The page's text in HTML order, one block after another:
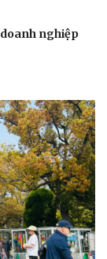
nghiệp